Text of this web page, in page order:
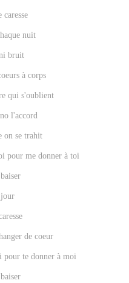
caresse
nuit
bruit
à corps
qui s'oublient
l'accord
on se trahit
pour me donner à toi
jour
de coeur
pour te donner à moi